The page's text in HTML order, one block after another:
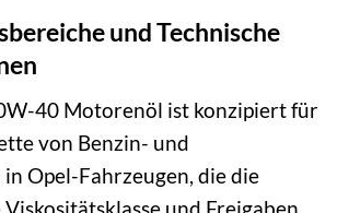
und Technische
40 Motorenöl ist konzipiert für
von Benzin- und
Opel-Fahrzeugen, die die
und Freigaben